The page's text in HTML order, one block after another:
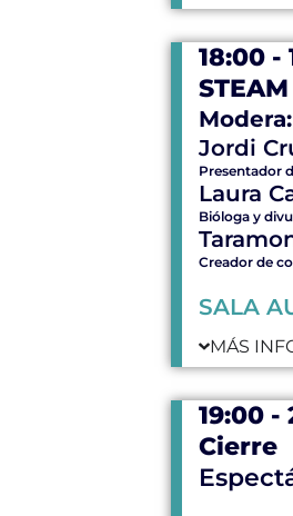
18:00 -
Modera:
Jordi
Presentador
Laura
Bióloga y
Creador de
SALA
MÁS
19:00 -
Cierre